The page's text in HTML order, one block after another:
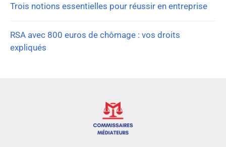
Trois notions essentielles pour réussir en entreprise
RSA avec 800 euros de chômage : vos droits
expliqués